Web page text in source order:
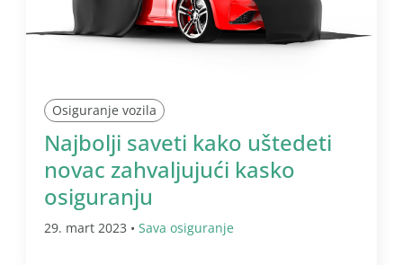
Osiguranje vozila
Najbolji saveti kako uštedeti
novac zahvaljujući kasko
osiguranju
29. mart 2023 • Sava osiguranje